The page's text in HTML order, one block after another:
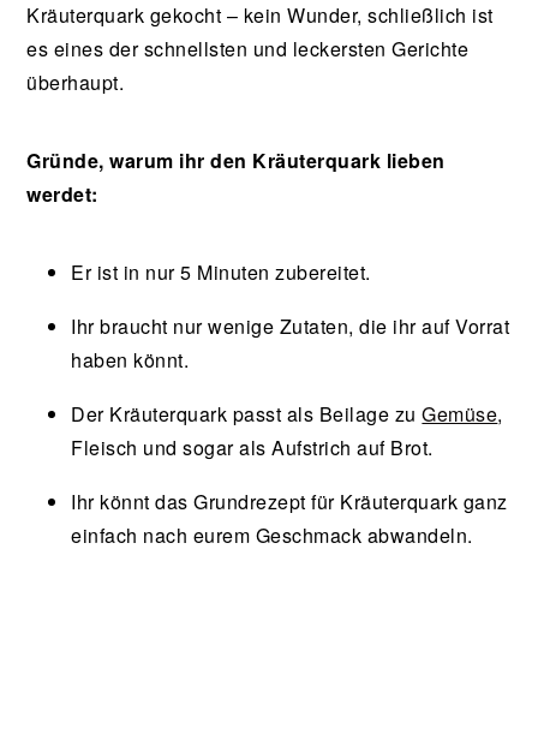
Kräuterquark gekocht – kein Wunder, schließlich ist
es eines der schnellsten und leckersten Gerichte
überhaupt.
Gründe, warum ihr den Kräuterquark lieben
werdet:
Er ist in nur 5 Minuten zubereitet.
Ihr braucht nur wenige Zutaten, die ihr auf Vorrat
haben könnt.
Der Kräuterquark passt als Beilage zuGemüse,
Fleisch und sogar als Aufstrich auf Brot.
Ihr könnt das Grundrezept für Kräuterquark ganz
einfach nach eurem Geschmack abwandeln.